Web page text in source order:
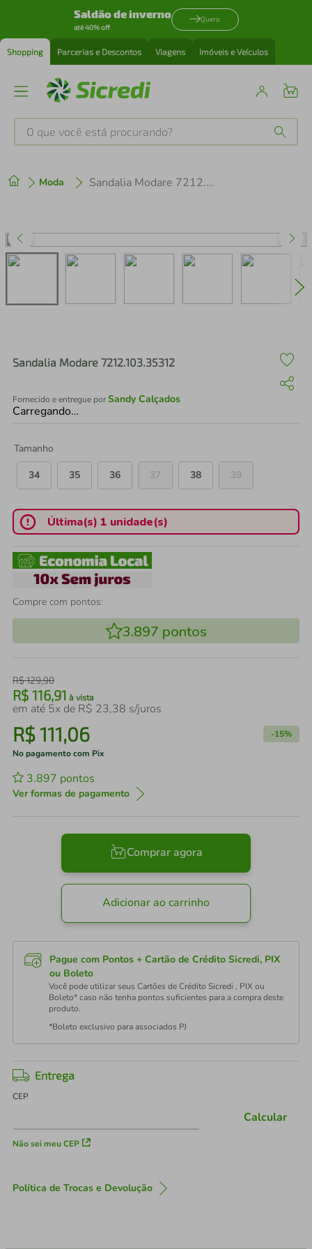
Saldão de inverno
até 40% off
Quero
Shopping Parcerias e Descontos Viagens Imóveis e Veículos
O que você está procurando?
Moda Sandalia Modare 7212.103.35312
Sandalia Modare 7212.103.35312
Fornecido e entregue porSandy Calçados
Carregando…
Tamanho
34
35 36 37 38 39
Última(s) 1 unidade(s)
Compre com pontos:
3.897 pontos
R$129,90
R$ 116,91 à vista
em até 5x de R$ 23,38 s/juros
R$111,06 -15%
No pagamento com Pix
3.897 pontos
Ver formas de pagamento
Comprar agora
Adicionar ao carrinho
Pague com Pontos + Cartão de Crédito Sicredi, PIX
ou Boleto
Você pode utilizar seus Cartões de Crédito Sicredi , PIX ou
Boleto* caso não tenha pontos suficientes para a compra deste
produto.
*Boleto exclusivo para associados PJ
Entrega
CEP
Não sei meu CEP
Calcular
Política de Trocas e Devolução
2º cafeteira